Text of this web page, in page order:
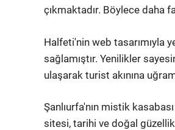
çıkmaktadır. Böylece daha
Halfeti'nin web tasarımıyla
sağlamıştır. Yenilikler
ulaşarak turist akınına
Şanlıurfa'nın mistik
sitesi, tarihi ve doğal